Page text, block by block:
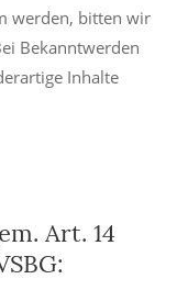
werden, bitten wir
Bekanntwerden
Inhalte
Art. 14